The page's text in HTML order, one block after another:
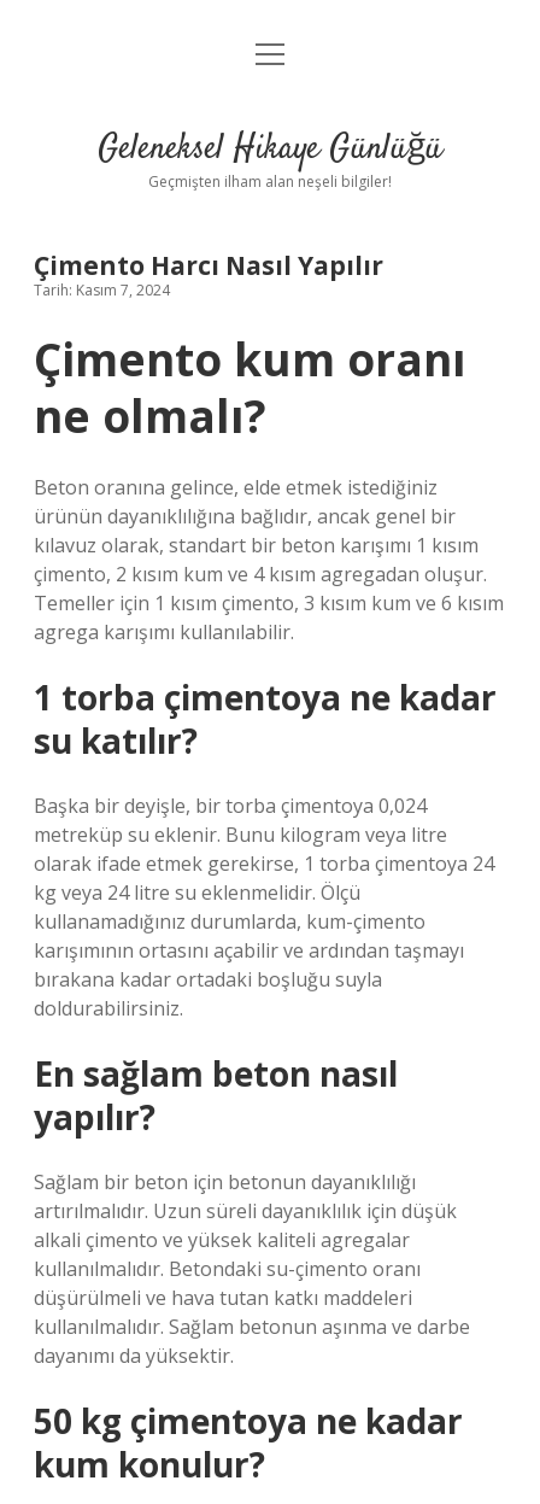
Anasayfa
Yasal Uyarı
menüyü
Geleneksel Hikaye Günlüğü
Geçmişten ilham alan neşeli bilgiler!
Çimento Harcı Nasıl Yapılır
Tarih: Kasım 7, 2024
Çimento kum oranı
ne olmalı?
Beton oranına gelince, elde etmek istediğiniz
ürünün dayanıklılığına bağlıdır, ancak genel bir
kılavuz olarak, standart bir beton karışımı 1 kısım
çimento, 2 kısım kum ve 4 kısım agregadan oluşur.
Temeller için 1 kısım çimento, 3 kısım kum ve 6 kısım
agrega karışımı kullanılabilir.
1 torba çimentoya ne kadar
su katılır?
Başka bir deyişle, bir torba çimentoya 0,024
metreküp su eklenir. Bunu kilogram veya litre
olarak ifade etmek gerekirse, 1 torba çimentoya 24
kg veya 24 litre su eklenmelidir. Ölçü
kullanamadığınız durumlarda, kum-çimento
karışımının ortasını açabilir ve ardından taşmayı
bırakana kadar ortadaki boşluğu suyla
doldurabilirsiniz.
En sağlam beton nasıl
yapılır?
Sağlam bir beton için betonun dayanıklılığı
artırılmalıdır. Uzun süreli dayanıklılık için düşük
alkali çimento ve yüksek kaliteli agregalar
kullanılmalıdır. Betondaki su-çimento oranı
düşürülmeli ve hava tutan katkı maddeleri
kullanılmalıdır. Sağlam betonun aşınma ve darbe
dayanımı da yüksektir.
50 kg çimentoya ne kadar
kum konulur?